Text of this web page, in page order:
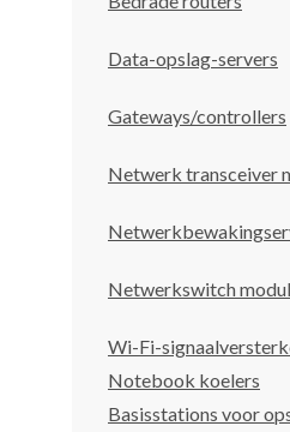
Data-opslag-servers
Gateways/controllers
Netwerk transceiver
Netwerkswitch
Wi-Fi-
Notebook koelers
Basisstations voor